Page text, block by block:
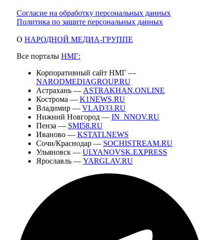
Согласие на обработку персональных данных
Политика по защите персональных данных
О НАРОДНОЙ МЕДИА-ГРУППЕ
Все порталы НМГ:
Корпоративный сайт НМГ —
NARODMEDIAGROUP.RU
Астрахань — ASTRAKHAN.ONLINE
Кострома — K1NEWS.RU
Владимир — VLAD33.RU
Нижний Новгород — IN_NNOV.RU
Пенза — SMI58.RU
Иваново — KSTATI.NEWS
Сочи/Краснодар — SOCHISTREAM.RU
Ульяновск — ULYANOVSK.EXPRESS
Ярославль — YARGLAV.RU